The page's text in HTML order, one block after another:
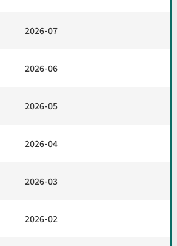
2026-07
2026-06
2026-05
2026-04
2026-03
2026-02